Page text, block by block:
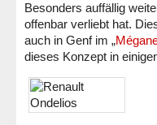
Besonders auffällig
offenbar verliebt hat.
auch in Genf im „
dieses Konzept in